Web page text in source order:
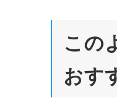
この
おす